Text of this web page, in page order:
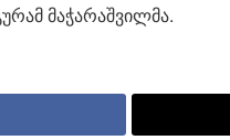
მაჭარაშვილმა.